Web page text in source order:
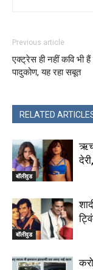
Previous article
एक्ट्रेस ही नहीं कवि भी हैं
पादुकोण, यह रहा सबूत
RELATED
बॉलीवुड
बॉलीवुड